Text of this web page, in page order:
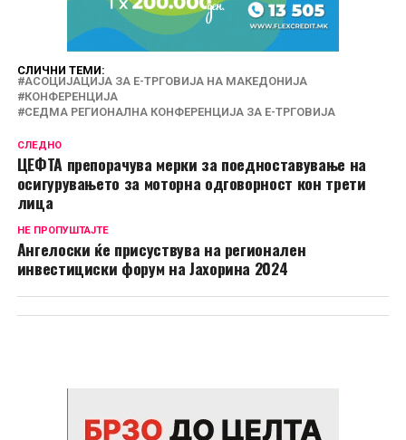
СЛИЧНИ ТЕМИ:
АСОЦИЈАЦИЈА ЗА Е-ТРГОВИЈА НА МАКЕДОНИЈА
КОНФЕРЕНЦИЈА
СЕДМА РЕГИОНАЛНА КОНФЕРЕНЦИЈА ЗА Е-ТРГОВИЈА
СЛЕДНО
ЦЕФТА препорачува мерки за поедноставување на
осигурувањето за моторна одговорност кон трети
лица
НЕ ПРОПУШТАЈТЕ
Ангелоски ќе присуствува на регионален
инвестициски форум на Јахорина 2024